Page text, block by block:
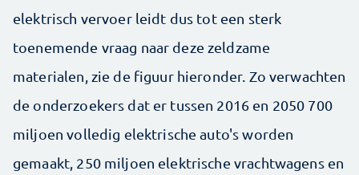
elektrisch vervoer leidt dus tot een sterk
toenemende vraag naar deze zeldzame
materialen, zie de figuur hieronder. Zo verwachten
de onderzoekers dat er tussen 2016 en 2050 700
miljoen volledig elektrische auto's worden
gemaakt, 250 miljoen elektrische vrachtwagens en